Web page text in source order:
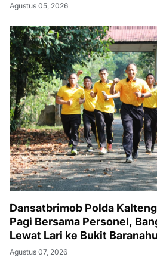
Agustus 05, 2026
Dansatbrimob Polda
Pagi Bersama Personel,
Lewat Lari ke Bukit Baranahu
Agustus 07, 2026